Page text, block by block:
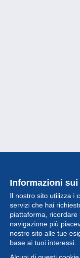
Informazioni
Il nostro sito utilizza i
servizi che hai
piattaforma,
navigazione più
nostro sito alle tue
base ai tuoi interessi.
Collezione